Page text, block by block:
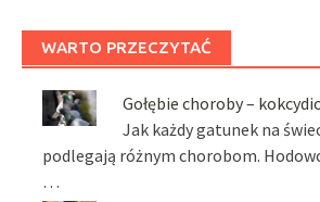
WARTO PRZECZYTAĆ
Gołębie choroby –
Jak każdy gatunek na
podlegają różnym chorobom.
…